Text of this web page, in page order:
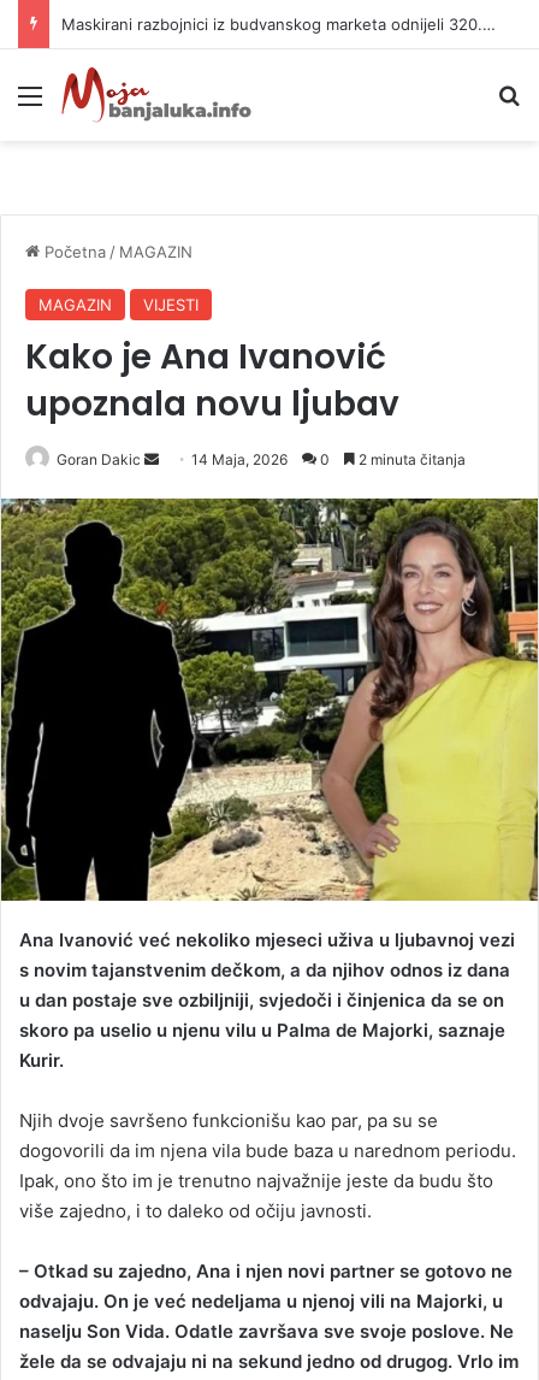
Maskirani razbojnici iz budvanskog marketa odnijeli 320.000 evra
Meni
Početna / MAGAZIN
MAGAZIN VIJESTI
Kako je Ana Ivanović
upoznala novu ljubav
Goran Dakic
n
d
a
n
e
l
14 Maja, 2026 0 2 minuta čitanja
Ana Ivanović već nekoliko mjeseci uživa u ljubavnoj vezi
s novim tajanstvenim dečkom, a da njihov odnos iz dana
u dan postaje sve ozbiljniji, svjedoči i činjenica da se on
skoro pa uselio u njenu vilu u Palma de Majorki, saznaje
Kurir.
Njih dvoje savršeno funkcionišu kao par, pa su se
dogovorili da im njena vila bude baza u narednom periodu.
Ipak, ono što im je trenutno najvažnije jeste da budu što
više zajedno, i to daleko od očiju javnosti.
– Otkad su zajedno, Ana i njen novi partner se gotovo ne
odvajaju. On je već nedeljama u njenoj vili na Majorki, u
naselju Son Vida. Odatle završava sve svoje poslove. Ne
žele da se odvajaju ni na sekund jedno od drugog. Vrlo im